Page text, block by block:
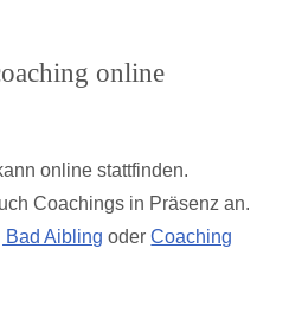
online
online stattfinden.
Coachings in Präsenz an.
Bad Aibling oderCoaching